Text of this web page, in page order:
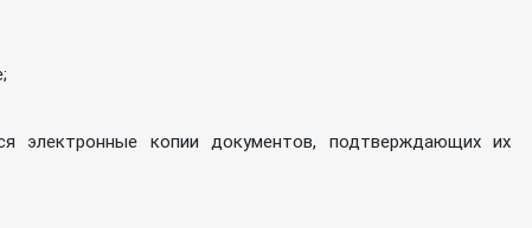
электронные копии документов, подтверждающих их